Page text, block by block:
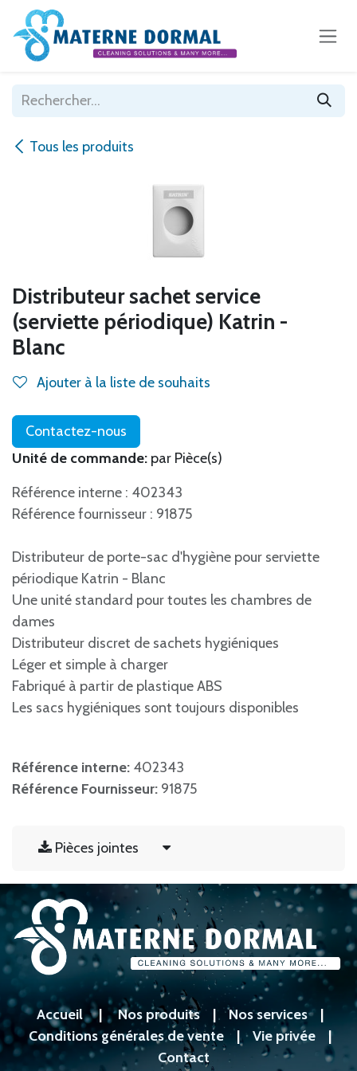
Se rendre au contenu
Tous les produits
Distributeur sachet service
(serviette périodique) Katrin -
Blanc
Ajouter à la liste de souhaits
Contactez-nous
Unité de commande: par Pièce(s)
Référence interne : 402343
Référence fournisseur : 91875
Distributeur de porte-sac d'hygiène pour serviette
périodique Katrin - Blanc
Une unité standard pour toutes les chambres de
dames
Distributeur discret de sachets hygiéniques
Léger et simple à charger
Fabriqué à partir de plastique ABS
Les sacs hygiéniques sont toujours disponibles
Référence interne: 402343
Référence Fournisseur: 91875
Pièces jointes
Accueil|Nos produits|Nos services|
Conditions générales de vente | Vie privée |
Contact